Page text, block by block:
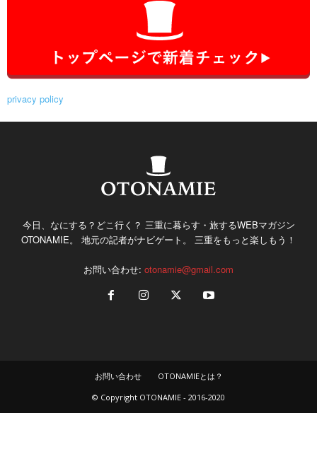
privacy policy
今日、なにする？どこ行く？ 三重に暮らす・旅するWEBマガジン
OTONAMIE。 地元の記者がナビゲート。 三重をもっと楽しもう！
お問い合わせ: otonamie@gmail.com
お問い合わせ
OTONAMIEとは？
© Copyright OTONAMIE - 2016-2020